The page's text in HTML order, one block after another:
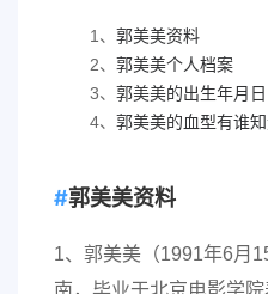
1、 郭美美资料
2、 郭美美个人档案
3、 郭美美的出生年月日
4、 郭美美的血型有谁
郭美美资料
1、郭美美（1991年6月
南，毕业于北京电影学